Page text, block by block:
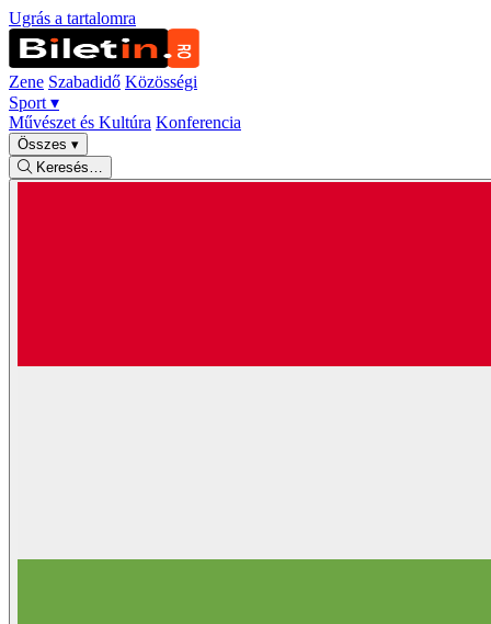
Ugrás a tartalomra
Zene Szabadidő Közösségi
Sport ▾
Művészet és Kultúra Konferencia
Összes ▾
Keresés…